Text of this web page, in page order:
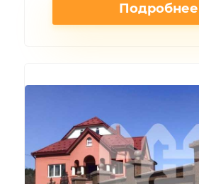
Подробнее